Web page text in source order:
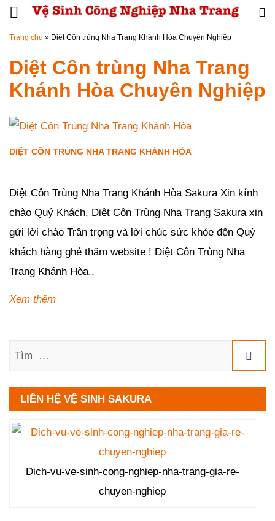
Đến nội dung chính
Trang chủ » Diệt Côn trùng Nha Trang Khánh Hòa Chuyên Nghiệp
Diệt Côn trùng Nha Trang
Khánh Hòa Chuyên Nghiệp
DIỆT CÔN TRÙNG NHA TRANG KHÁNH HÒA
Diệt Côn Trùng Nha Trang Khánh Hòa Sakura Xin kính
chào Quý Khách, Diệt Côn Trùng Nha Trang Sakura xin
gửi lời chào Trân trọng và lời chúc sức khỏe đến Quý
khách hàng ghé thăm website ! Diệt Côn Trùng Nha
Trang Khánh Hòa..
Xem thêm
LIÊN HỆ VỆ SINH SAKURA
Dich-vu-ve-sinh-cong-nghiep-nha-trang-gia-re-
chuyen-nghiep